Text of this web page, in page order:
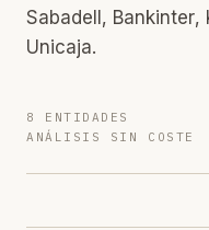
Sabadell, Bankinter,
Unicaja.
8 ENTIDADES
ANÁLISIS SIN COSTE